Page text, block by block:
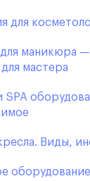
для
маникюра —
мастера
SPA
Виды,